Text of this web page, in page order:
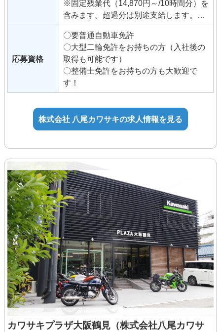
※固定残業代（14,870円～/10時間分）を
含みます。超過分は別途支給します。
固定残業の金額と時間は昇格等に伴い
変更になることがあります。
◆交通費支給（月35,000円まで）
◆昇給（年2回）
◆管理者手当
例）整備士3級5,000円、2級10,000
円、1級15,000円
◆イベント手当
◆試用期間3ヶ月（待遇変更なし）
個別の相談がしやすいようにメンターを
付けてサポートします。残業がないよう
に上司が補助します。
応募資格
〇要普通自動車免許
〇大型二輪免許をお持ちの方（入社後の
取得も可能です）
〇整備士免許をお持ちの方も大歓迎で
す！
株式会社 八尾カワサキの求人情報を見る
カワサキプラザ大阪鶴見（株式会社八尾カワサ